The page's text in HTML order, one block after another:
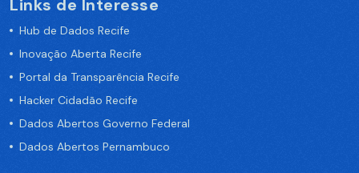
Links de Interesse
Hub de Dados Recife
Inovação Aberta Recife
Portal da Transparência Recife
Hacker Cidadão Recife
Dados Abertos Governo Federal
Dados Abertos Pernambuco